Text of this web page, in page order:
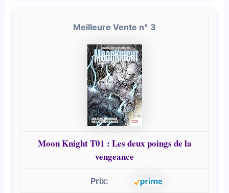
3
Moon Knight T01 : Les deux poings de la
vengeance